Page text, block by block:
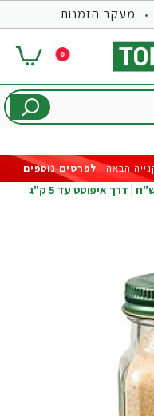
מעקב הזמנות
0
לפרטים נוספים